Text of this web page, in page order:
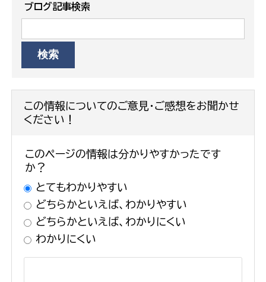
ブログ記事検索
この情報についてのご意見・ご感想をお聞かせ
ください！
このページの情報は分かりやすかったです
か？
とてもわかりやすい
どちらかといえば、わかりやすい
どちらかといえば、わかりにくい
わかりにくい